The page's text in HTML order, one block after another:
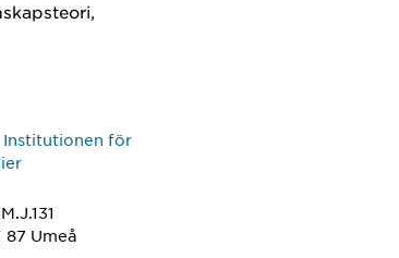
Institutionen för
87 Umeå